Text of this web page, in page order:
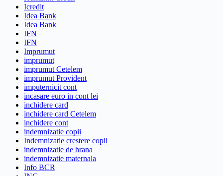
Icredit
Idea Bank
Idea Bank
IFN
IFN
Imprumut
imprumut
imprumut Cetelem
imprumut Provident
imputernicit cont
incasare euro in cont lei
inchidere card
inchidere card Cetelem
inchidere cont
indemnizatie copii
Indemnizatie crestere copil
indemnizatie de hrana
indemnizatie maternala
Info BCR